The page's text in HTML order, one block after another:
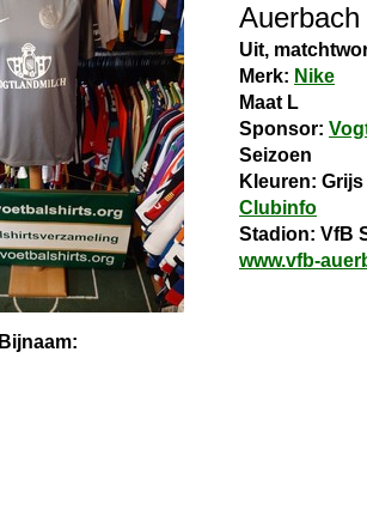
Auerbach
Uit,
Merk: Nike
Maat L
Sponsor:
Seizoen
Kleuren: Grijs
Clubinfo
Stadion: VfB
www.vfb-
Bijnaam: